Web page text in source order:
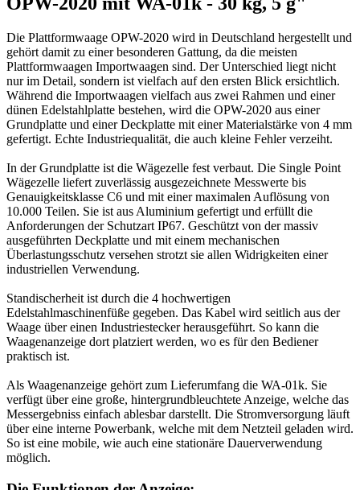
Die Plattformwaage OPW-2020 wird in Deutschland hergestellt und
gehört damit zu einer besonderen Gattung, da die meisten
Plattformwaagen Importwaagen sind. Der Unterschied liegt nicht
nur im Detail, sondern ist vielfach auf den ersten Blick ersichtlich.
Während die Importwaagen vielfach aus zwei Rahmen und einer
dünen Edelstahlplatte bestehen, wird die OPW-2020 aus einer
Grundplatte und einer Deckplatte mit einer Materialstärke von 4 mm
gefertigt. Echte Industriequalität, die auch kleine Fehler verzeiht.
In der Grundplatte ist die Wägezelle fest verbaut. Die Single Point
Wägezelle liefert zuverlässig ausgezeichnete Messwerte bis
Genauigkeitsklasse C6 und mit einer maximalen Auflösung von
10.000 Teilen. Sie ist aus Aluminium gefertigt und erfüllt die
Anforderungen der Schutzart IP67. Geschützt von der massiv
ausgeführten Deckplatte und mit einem mechanischen
Überlastungsschutz versehen strotzt sie allen Widrigkeiten einer
industriellen Verwendung.
Standischerheit ist durch die 4 hochwertigen
Edelstahlmaschinenfüße gegeben. Das Kabel wird seitlich aus der
Waage über einen Industriestecker herausgeführt. So kann die
Waagenanzeige dort platziert werden, wo es für den Bediener
praktisch ist.
Als Waagenanzeige gehört zum Lieferumfang die WA-01k. Sie
verfügt über eine große, hintergrundbleuchtete Anzeige, welche das
Messergebniss einfach ablesbar darstellt. Die Stromversorgung läuft
über eine interne Powerbank, welche mit dem Netzteil geladen wird.
So ist eine mobile, wie auch eine stationäre Dauerverwendung
möglich.